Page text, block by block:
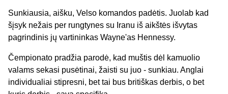
Sunkiausia, aišku, Velso komandos padėtis. Juolab kad
šįsyk nežais per rungtynes su Iranu iš aikštės išvytas
pagrindinis jų vartininkas Wayne'as Hennessy.
Čempionato pradžia parodė, kad muštis dėl kamuolio
valams sekasi pusėtinai, žaisti su juo - sunkiau. Anglai
individualiai stipresni, bet tai bus britiškas derbis, o bet